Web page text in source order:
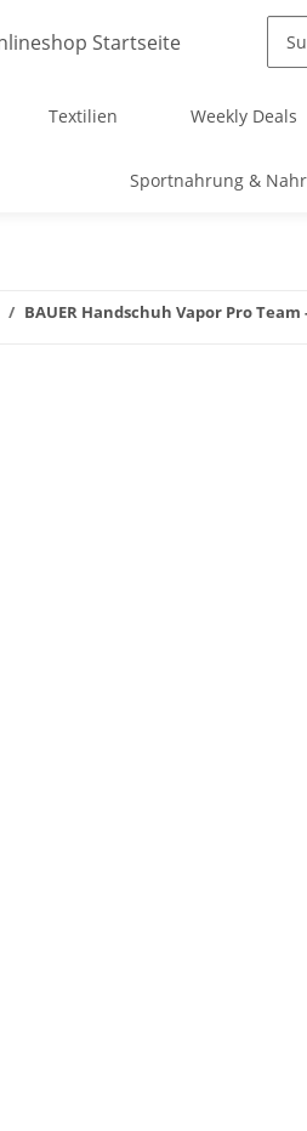
Textilien Weekly Deals
Sportnahrung &
BAUER Handschuh Vapor Pro Team